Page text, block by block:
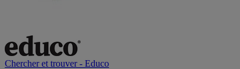
Chercher et trouver - Educo